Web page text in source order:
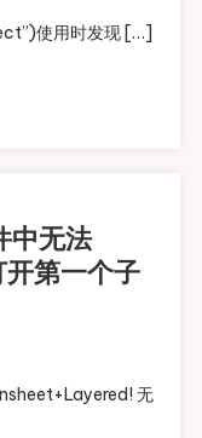
使用时发现 […]
无法
第一个子
无